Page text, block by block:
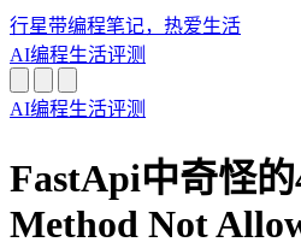
行星带编程笔记，热爱生活
AI编程生活评测
AI编程生活评测
FastApi中奇怪
Method Not